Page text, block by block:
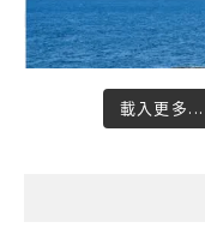
載入更多...